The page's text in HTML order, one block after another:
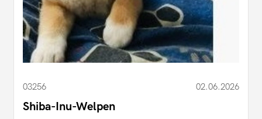
03256 02.06.2026
Shiba-Inu-Welpen